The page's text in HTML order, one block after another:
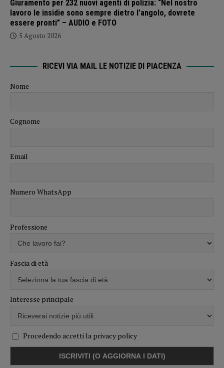
Giuramento per 232 nuovi agenti di polizia: “Nel nostro
lavoro le insidie sono sempre dietro l’angolo, dovrete
essere pronti” – AUDIO e FOTO
5 Agosto 2026
RICEVI VIA MAIL LE NOTIZIE DI PIACENZA
Nome
Cognome
Email
Numero WhatsApp
Professione
Fascia di età
Interesse principale
Procedendo accetti la privacy policy